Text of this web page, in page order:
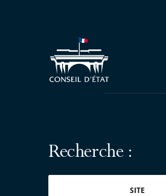
Recherche :
SITE